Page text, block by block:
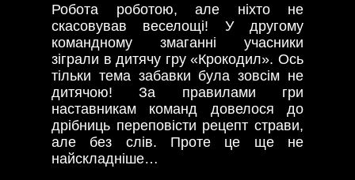
Робота роботою, але ніхто не
скасовував веселощі! У другому
командному змаганні учасники
зіграли в дитячу гру «Крокодил». Ось
тільки тема забавки була зовсім не
дитячою! За правилами гри
наставникам команд довелося до
дрібниць переповісти рецепт страви,
але без слів. Проте це ще не
найскладніше…